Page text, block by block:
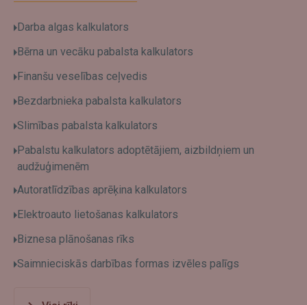
Darba algas kalkulators
Bērna un vecāku pabalsta kalkulators
Finanšu veselības ceļvedis
Bezdarbnieka pabalsta kalkulators
Slimības pabalsta kalkulators
Pabalstu kalkulators adoptētājiem, aizbildņiem un
audžuģimenēm
Autoratlīdzības aprēķina kalkulators
Elektroauto lietošanas kalkulators
Biznesa plānošanas rīks
Saimnieciskās darbības formas izvēles palīgs